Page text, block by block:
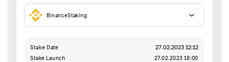
BinanceStaking
Stake Date 27.02.2023 12:12
Stake Launch
27.02.2023 18:00